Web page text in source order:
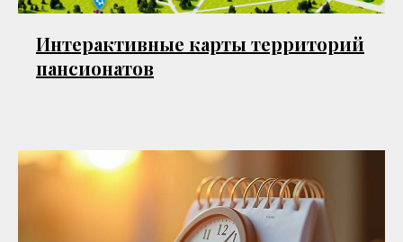
Интерактивные карты территорий
пансионатов